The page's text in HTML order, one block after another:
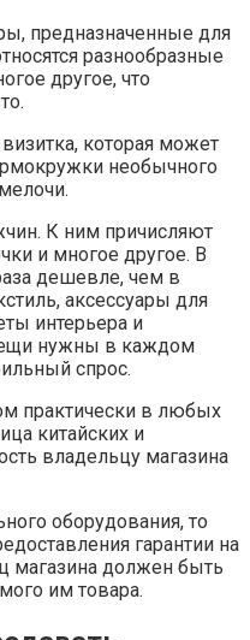
предназначенные для
разнообразные
другое, что
которая может
необычного
К ним причисляют
и многое другое. В
дешевле, чем в
аксессуары для
интерьера и
нужны в каждом
спрос.
практически в любых
китайских и
владельцу магазина
оборудования, то
гарантии на
магазина должен быть
им товара.